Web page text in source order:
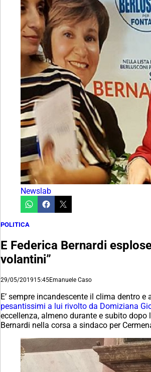
Newslab
POLITICA
E Federica Bernardi
volantini”
29/05/201915:45Emanuele Caso
E’ sempre incandescente il clima dentro
pesantissimi a lui rivolto da Domiziana
eccellenza, almeno durante e subito
Bernardi nella corsa a sindaco per